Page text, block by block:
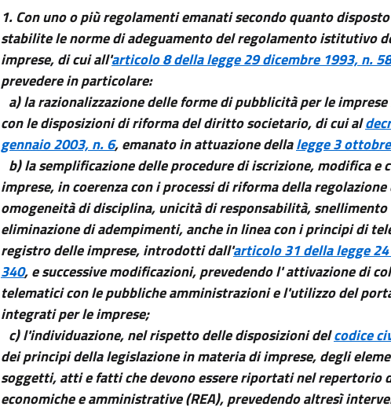
1.Con uno o più regolamenti emanati secondo quanto
stabilite le norme di adeguamento del regolamento istitutivo
imprese, di cui all'articolo 8 della legge 29 dicembre 1993, n.
prevedere in particolare:
a) la razionalizzazione delle forme di pubblicità per le
con le disposizioni di riforma del diritto societario, di cui al
gennaio 2003, n. 6, emanato in attuazione dellalegge 3
b) la semplificazione delle procedure di iscrizione, modifica e
imprese, in coerenza con i processi di riforma della
omogeneità di disciplina, unicità di responsabilità, snellimento
eliminazione di adempimenti, anche in linea con i principi di
registro delle imprese, introdotti dall'articolo 31 della legge
340, e successive modificazioni, prevedendo l' attivazione di
telematici con le pubbliche amministrazioni e l'utilizzo del
integrati per le imprese;
c) l'individuazione, nel rispetto delle disposizioni delcodice
dei principi della legislazione in materia di imprese, degli
soggetti, atti e fatti che devono essere riportati nel repertorio
economiche e amministrative (REA), prevedendo altresì